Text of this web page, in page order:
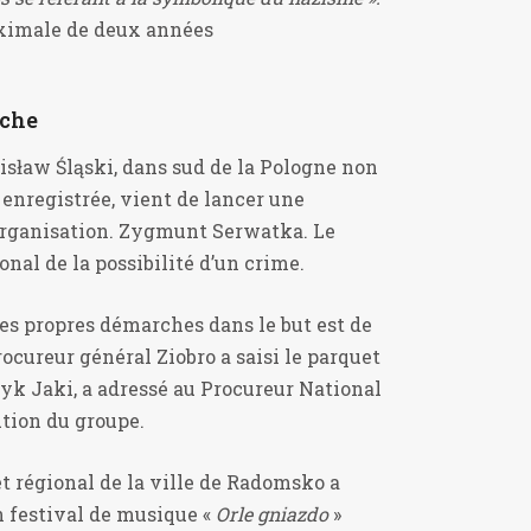
de deux années
Śląski, dans sud de la Pologne non
vient de lancer une
Zygmunt Serwatka. Le
de la possibilité d’un crime.
propres démarches dans le but est de
général Ziobro a saisi le parquet
Jaki, a adressé au Procureur National
du groupe.
régional de la ville de Radomsko a
festival de musique « Orle gniazdo»